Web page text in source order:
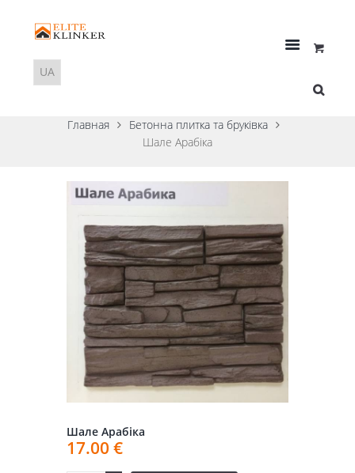
Главная
Бетонна плитка та бруківка
Шале Арабіка
Шале Арабіка
17.00 €